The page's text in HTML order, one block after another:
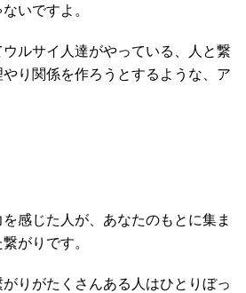
いですよ。
ルサイ人達がやっている、人と繋
り関係を作ろうとするような、ア
感じた人が、あなたのもとに集ま
がりです。
りがたくさんある人はひとりぼっ